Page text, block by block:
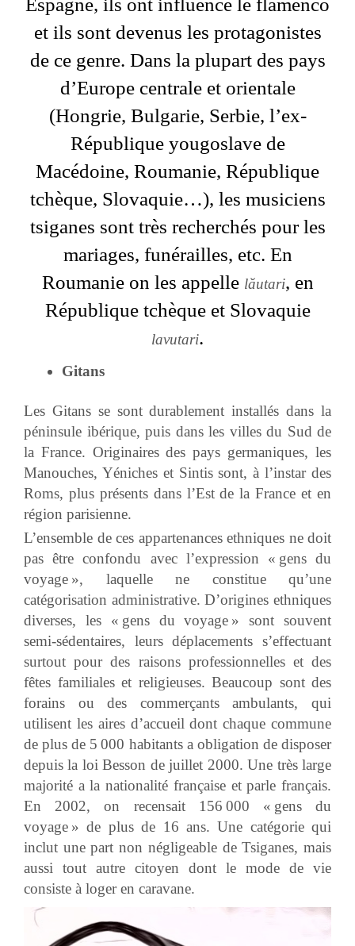
Espagne, ils ont influencé le flamenco
et ils sont devenus les protagonistes
de ce genre. Dans la plupart des pays
d’Europe centrale et orientale
(Hongrie, Bulgarie, Serbie, l’ex-
République yougoslave de
Macédoine, Roumanie, République
tchèque, Slovaquie…), les musiciens
tsiganes sont très recherchés pour les
mariages, funérailles, etc. En
Roumanie on les appelle lăutari, en
République tchèque et Slovaquie
lavutari.
Gitans
Les Gitans se sont durablement installés dans la
péninsule ibérique, puis dans les villes du Sud de
la France. Originaires des pays germaniques, les
Manouches, Yéniches et Sintis sont, à l’instar des
Roms, plus présents dans l’Est de la France et en
région parisienne.
L’ensemble de ces appartenances ethniques ne doit
pas être confondu avec l’expression « gens du
voyage », laquelle ne constitue qu’une
catégorisation administrative. D’origines ethniques
diverses, les « gens du voyage » sont souvent
semi-sédentaires, leurs déplacements s’effectuant
surtout pour des raisons professionnelles et des
fêtes familiales et religieuses. Beaucoup sont des
forains ou des commerçants ambulants, qui
utilisent les aires d’accueil dont chaque commune
de plus de 5 000 habitants a obligation de disposer
depuis la loi Besson de juillet 2000. Une très large
majorité a la nationalité française et parle français.
En 2002, on recensait 156 000 « gens du
voyage » de plus de 16 ans. Une catégorie qui
inclut une part non négligeable de Tsiganes, mais
aussi tout autre citoyen dont le mode de vie
consiste à loger en caravane.